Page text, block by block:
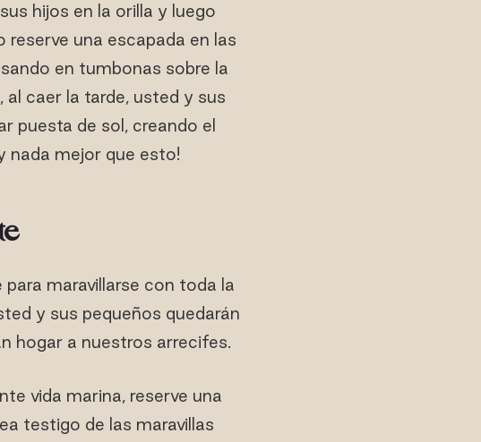
hijos en la orilla y luego
reserve una escapada en las
en tumbonas sobre la
al caer la tarde, usted y sus
puesta de sol, creando el
nada mejor que esto!
maravillarse con toda la
y sus pequeños quedarán
hogar a nuestros arrecifes.
vida marina, reserve una
testigo de las maravillas